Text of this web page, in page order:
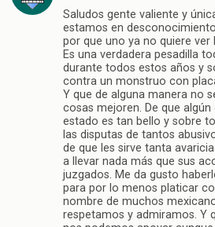
Saludos gente valiente y
estamos en
por que uno ya no quiere ver
Es una verdadera pesadilla
durante todos estos años y
contra un monstruo con
Y que de alguna manera no
cosas mejoren. De que algún
estado es tan bello y sobre
las disputas de tantos
de que les sirve tanta
a llevar nada más que sus
juzgados. Me da gusto
para por lo menos platicar
nombre de muchos
respetamos y admiramos. Y